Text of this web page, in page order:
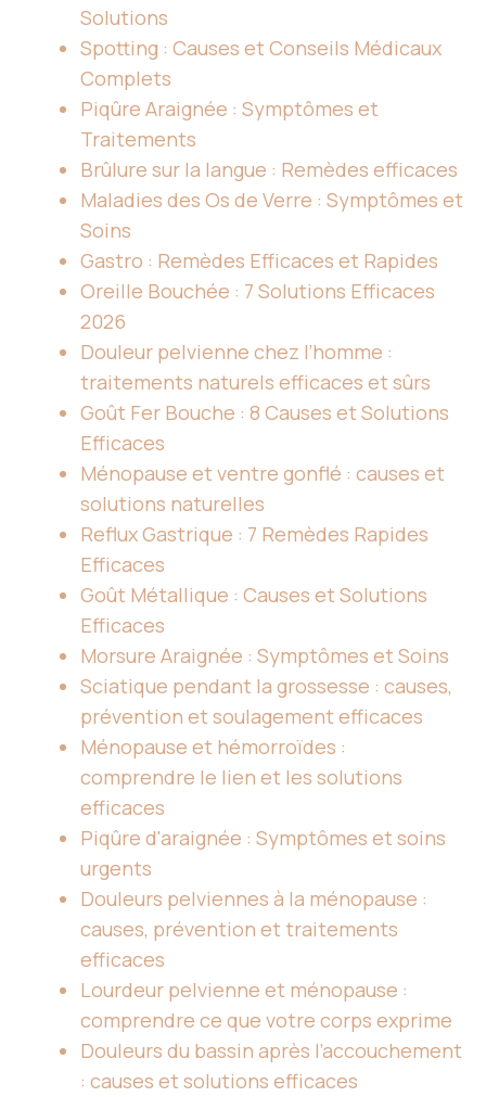
Solutions
Spotting : Causes et Conseils Médicaux
Complets
Piqûre Araignée : Symptômes et
Traitements
Brûlure sur la langue : Remèdes efficaces
Maladies des Os de Verre : Symptômes et
Soins
Gastro : Remèdes Efficaces et Rapides
Oreille Bouchée : 7 Solutions Efficaces
2026
Douleur pelvienne chez l’homme :
traitements naturels efficaces et sûrs
Goût Fer Bouche : 8 Causes et Solutions
Efficaces
Ménopause et ventre gonflé : causes et
solutions naturelles
Reflux Gastrique : 7 Remèdes Rapides
Efficaces
Goût Métallique : Causes et Solutions
Efficaces
Morsure Araignée : Symptômes et Soins
Sciatique pendant la grossesse : causes,
prévention et soulagement efficaces
Ménopause et hémorroïdes :
comprendre le lien et les solutions
efficaces
Piqûre d'araignée : Symptômes et soins
urgents
Douleurs pelviennes à la ménopause :
causes, prévention et traitements
efficaces
Lourdeur pelvienne et ménopause :
comprendre ce que votre corps exprime
Douleurs du bassin après l’accouchement
: causes et solutions efficaces